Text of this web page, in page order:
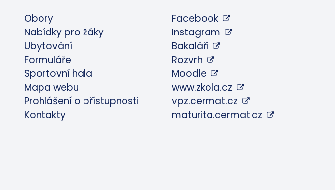
Obory
Nabídky pro žáky
Ubytování
Formuláře
Sportovní hala
Mapa webu
Prohlášení o přístupnosti
Kontakty
Facebook
Instagram
Bakaláři
Rozvrh
Moodle
www.zkola.cz
vpz.cermat.cz
maturita.cermat.cz